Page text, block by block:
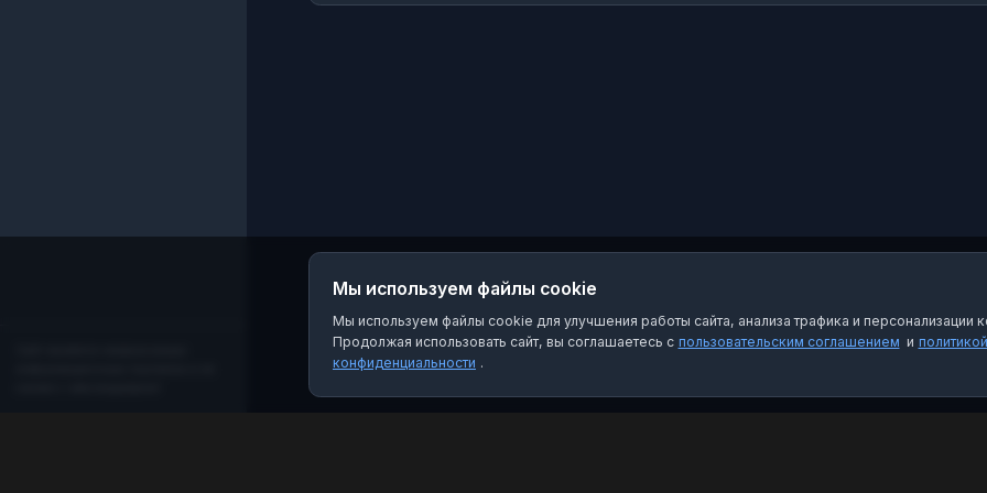
Мы используем файлы cookie
Мы используем файлы cookie для улучшения работы сайта, анализа трафика и персонализации
Продолжая использовать сайт, вы соглашаетесь с пользовательским соглашением и политикой
конфиденциальности .